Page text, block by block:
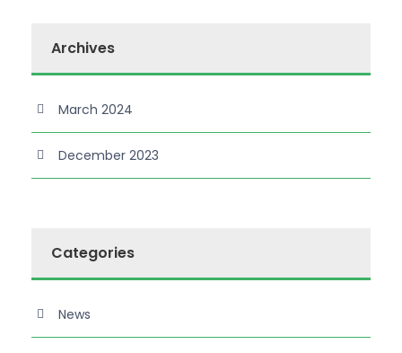
Archives
March 2024
December 2023
Categories
News